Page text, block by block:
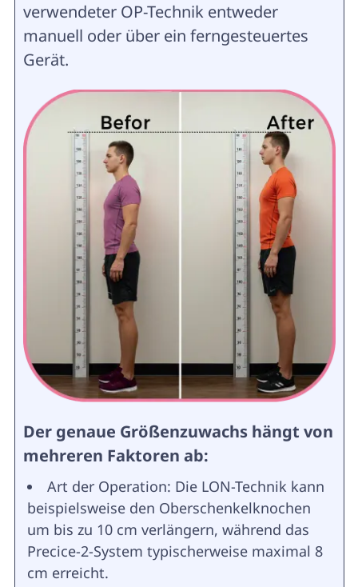
verwendeter OP-Technik entweder
manuell oder über ein ferngesteuertes
Gerät.
Der genaue Größenzuwachs hängt von
mehreren Faktoren ab:
Art der Operation: Die LON-Technik kann
beispielsweise den Oberschenkelknochen
um bis zu 10 cm verlängern, während das
Precice-2-System typischerweise maximal 8
cm erreicht.